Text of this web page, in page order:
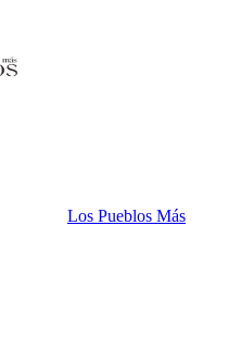
Los Pueblos Más